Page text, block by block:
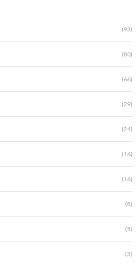
(93)
(80)
(66)
(29)
(24)
(16)
(16)
(8)
(5)
(3)